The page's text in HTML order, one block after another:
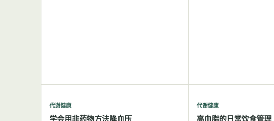
代谢健康
学会用非药物方法降血压
代谢健康
高血脂的日常饮食管理